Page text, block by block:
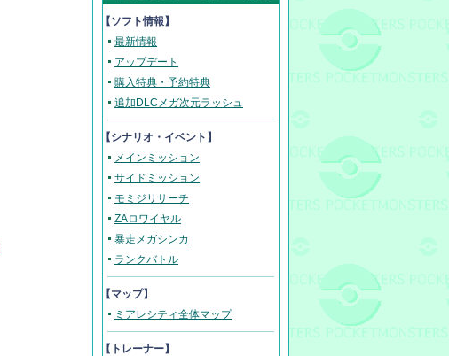
【ソフト情報】
最新情報
アップデート
購入特典・予約特典
追加DLCメガ次元ラッシュ
【シナリオ・イベント】
メインミッション
サイドミッション
モミジリサーチ
ZAロワイヤル
暴走メガシンカ
ランクバトル
【マップ】
ミアレシティ全体マップ
【トレーナー】